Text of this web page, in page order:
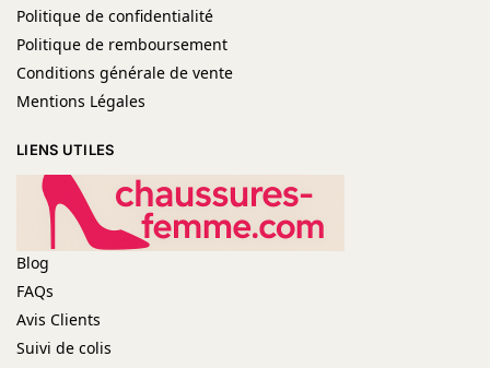
Politique de confidentialité
Politique de remboursement
Conditions générale de vente
Mentions Légales
LIENS UTILES
Blog
FAQs
Avis Clients
Suivi de colis